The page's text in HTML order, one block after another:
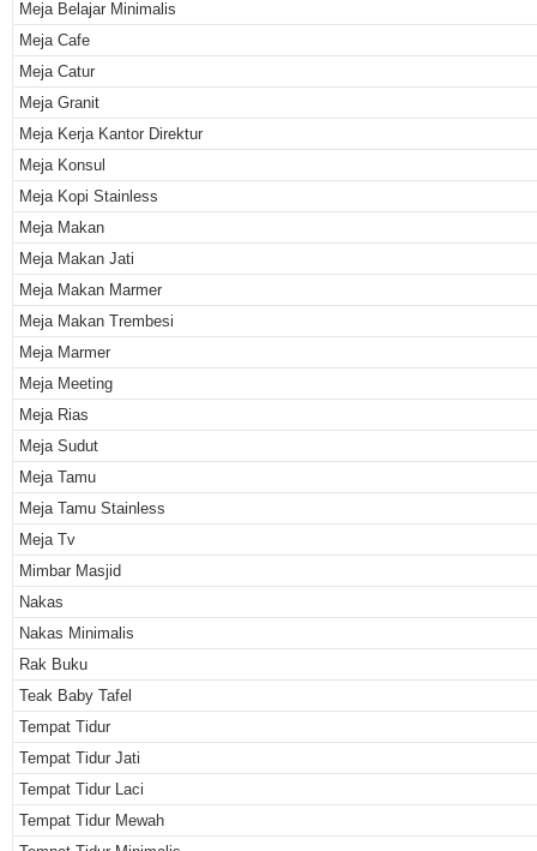
Meja Belajar Minimalis
Meja Cafe
Meja Catur
Meja Granit
Meja Kerja Kantor Direktur
Meja Konsul
Meja Kopi Stainless
Meja Makan
Meja Makan Jati
Meja Makan Marmer
Meja Makan Trembesi
Meja Marmer
Meja Meeting
Meja Rias
Meja Sudut
Meja Tamu
Meja Tamu Stainless
Meja Tv
Mimbar Masjid
Nakas
Nakas Minimalis
Rak Buku
Teak Baby Tafel
Tempat Tidur
Tempat Tidur Jati
Tempat Tidur Laci
Tempat Tidur Mewah